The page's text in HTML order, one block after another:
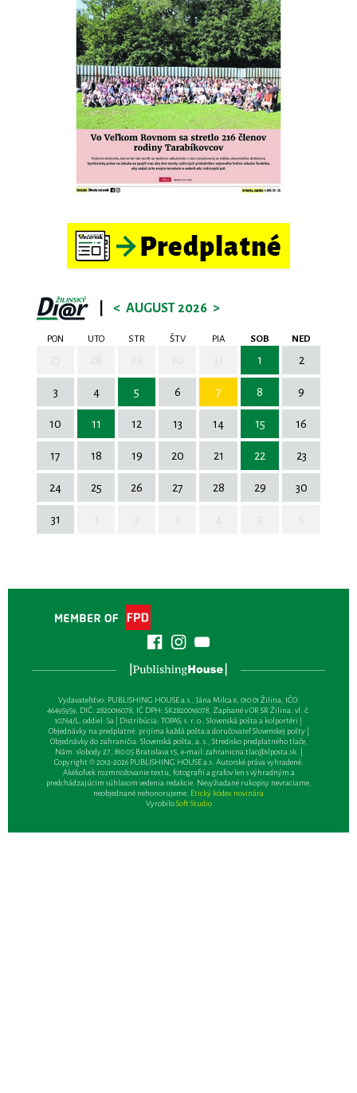
< AUGUST 2026 >
PON UTO STR ŠTV PIA SOB NED
1 2
3 4 5 6 7 8 9
10 11 12 13 14 15 16
17 18 19 20 21 22 23
24 25 26 27 28 29 30
31
Vydavateľsťvo: PUBLISHING HOUSE a.s., Jána Milca 6, 010 01 Žilina, IČO:
46495959, DIČ: 2820016078, IČ DPH: SK2820016078, Zapísané v OR SR Žilina: vl. č.
10764/L, oddiel: Sa | Distribúcia: TOPAS, s. r. o., Slovenská pošta a kolportéri |
Objednávky na predplatné: prijíma každá pošta a doručovateľ Slovenskej pošty |
Objednávky do zahraničia: Slovenská pošta, a. s., Stredisko predplatného tlače,
Nám. slobody 27, 810 05 Bratislava 15, e-mail:zahranicna.tlac@slposta.sk. |
Copyright © 2012-2026 PUBLISHING HOUSE a.s. Autorské práva vyhradené.
Akékoľvek rozmnožovanie textu, fotografií a grafov len s výhradným a
predchádzajúcim súhlasom vedenia redakcie. Nevyžiadané rukopisy nevraciame,
neobjednané nehonorujeme. Etický kódex novinára
VyrobiloSoft Studio